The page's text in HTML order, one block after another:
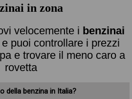
in zona
velocemente i benzinai
e puoi controllare i prezzi
e trovare il meno caro a
rovetta
della benzina in Italia?